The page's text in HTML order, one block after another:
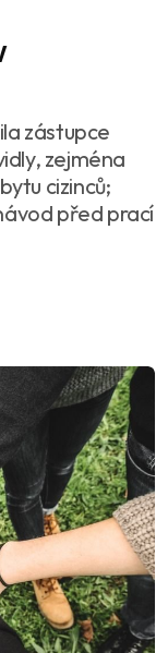
zástupce
zejména
cizinců;
před prací